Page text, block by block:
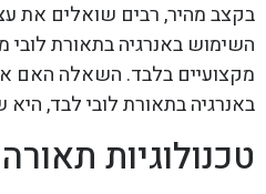
בקצב מהיר, רבים שואלים את
השימוש באנרגיה בתאורת לובי
מקצועיים בלבד. השאלה האם
באנרגיה בתאורת לובי לבד,
טכנולוגיות